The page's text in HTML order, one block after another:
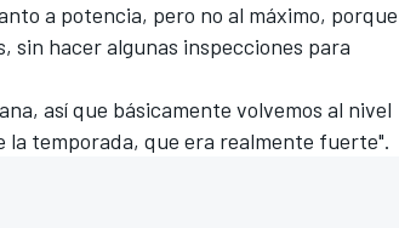
a potencia, pero no al máximo, porque
sin hacer algunas inspecciones para
así que básicamente volvemos al nivel
temporada, que era realmente fuerte".